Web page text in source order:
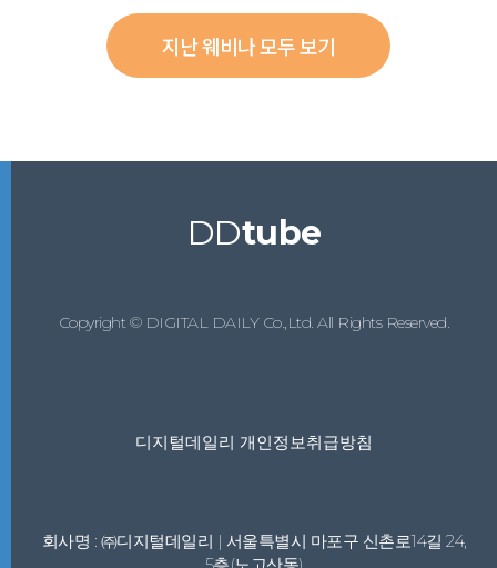
지난 웨비나 모두 보기
DDtube
Copyright © DIGITAL DAILY Co.,Ltd. All Rights Reserved.
디지털데일리 개인정보취급방침
회사명 : ㈜디지털데일리 | 서울특별시 마포구 신촌로14길 24,